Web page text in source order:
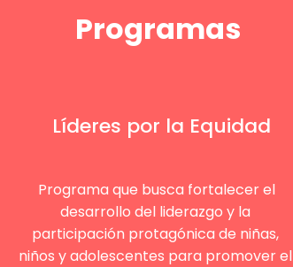
Programas
Líderes por la Equidad
Programa que busca fortalecer el
desarrollo del liderazgo y la
participación protagónica de niñas,
niños y adolescentes para promover el